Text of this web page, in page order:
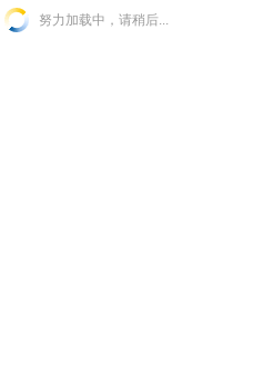
努力加载中，请稍后...